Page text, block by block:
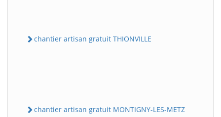
chantier artisan gratuit THIONVILLE
chantier artisan gratuit MONTIGNY-LES-METZ